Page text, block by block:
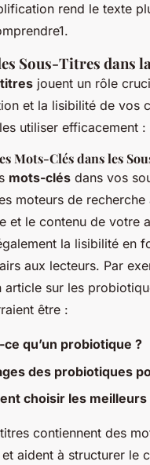
rend le texte
Sous-Titres dans
jouent un rôle
et la lisibilité de vos
utiliser efficacement :
Mots-Clés dans les
mots-clés dans vos
moteurs de
et le contenu de votre
la lisibilité en
aux lecteurs. Par
article sur les
être :
ce qu’un probiotique ?
des probiotiques
choisir les
contiennent des
aident à structurer le